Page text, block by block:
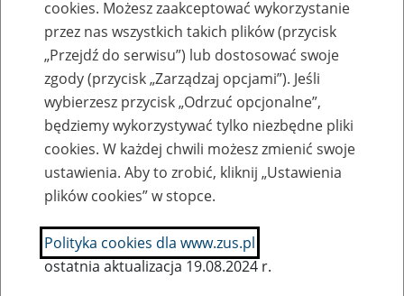
Baza zlikwidowanych lub
przekształconych zakładów pracy
Nazwa zakładu pracy:
SZUKAJ
cookies. Możesz zaakceptować wykorzystanie
przez nas wszystkich takich plików (przycisk
„Przejdź do serwisu”) lub dostosować swoje
zgody (przycisk „Zarządzaj opcjami”). Jeśli
wybierzesz przycisk „Odrzuć opcjonalne”,
będziemy wykorzystywać tylko niezbędne pliki
cookies. W każdej chwili możesz zmienić swoje
ustawienia. Aby to zrobić, kliknij „Ustawienia
plików cookies” w stopce.
Polityka cookies dla www.zus.pl
ostatnia aktualizacja 19.08.2024 r.